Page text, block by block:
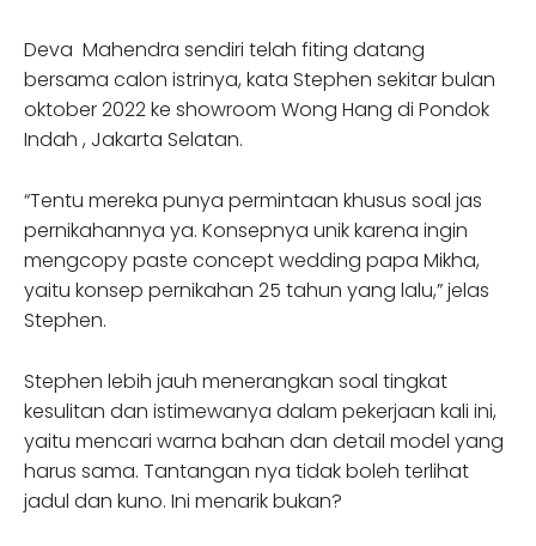
Deva Mahendra sendiri telah fiting datang
bersama calon istrinya, kata Stephen sekitar bulan
oktober 2022 ke showroom Wong Hang di Pondok
Indah , Jakarta Selatan.
“Tentu mereka punya permintaan khusus soal jas
pernikahannya ya. Konsepnya unik karena ingin
mengcopy paste concept wedding papa Mikha,
yaitu konsep pernikahan 25 tahun yang lalu,” jelas
Stephen.
Stephen lebih jauh menerangkan soal tingkat
kesulitan dan istimewanya dalam pekerjaan kali ini,
yaitu mencari warna bahan dan detail model yang
harus sama. Tantangan nya tidak boleh terlihat
jadul dan kuno. Ini menarik bukan?